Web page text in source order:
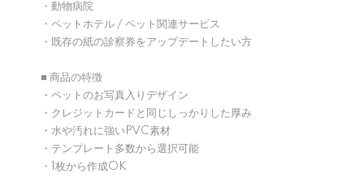
・動物病院
・ペットホテル / ペット関連サービス
・既存の紙の診察券をアップデートしたい方
■ 商品の特徴
・ペットのお写真入りデザイン
・クレジットカードと同じしっかりした厚み
・水や汚れに強いPVC素材
・テンプレート多数から選択可能
・1枚から作成OK